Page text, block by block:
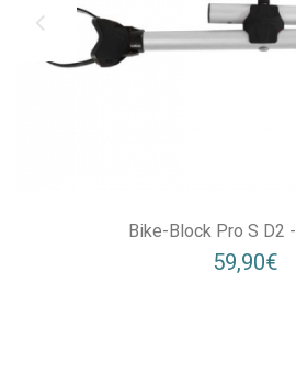
Bike-Block Pro S D2
59,90€